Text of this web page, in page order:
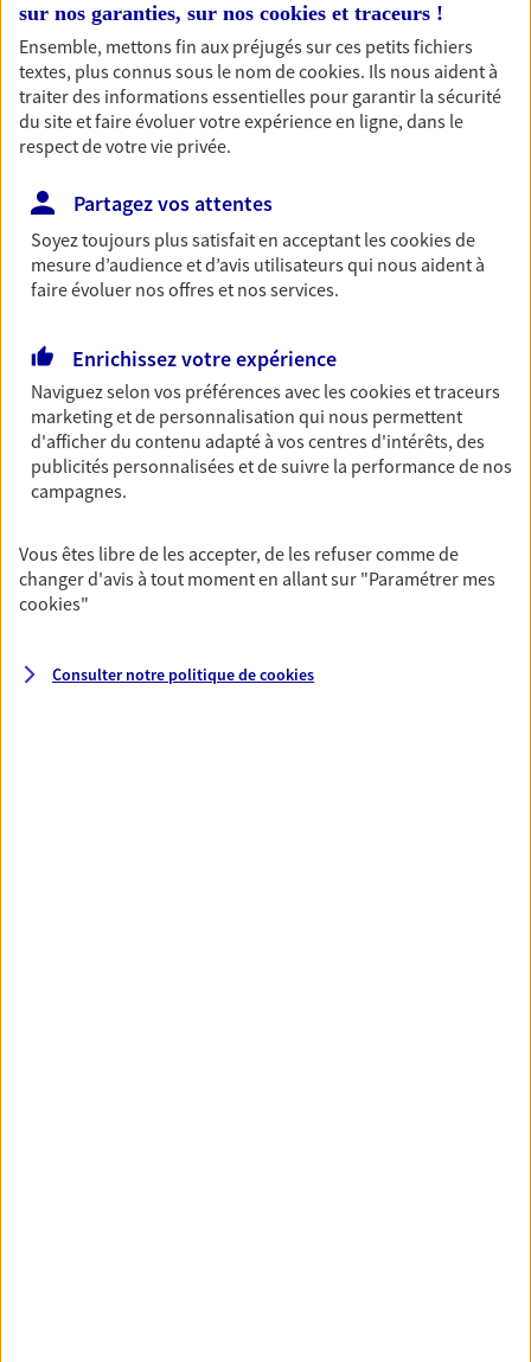
Nos offres phares
Épargne
immobilier, études des enfants ou voyage autour
du monde… Épargnez à votre rythme et
simplement, selon votre profil.
Préparez sereinement ce nouveau chapitre de
votre vie avec les conseils d'un expert. Découvrez
notre solution PER (Plan Epargne Retraite)
spécialement conçue pour la retraite.
Couvrez vos dépenses de santé ainsi que celles de
votre famille avec la complémentaire santé qui
vous ressemble.
Prévoyance
sur nos garanties, sur nos cookies et traceurs !
Ensemble, mettons fin aux préjugés sur ces petits fichiers
textes, plus connus sous le nom decookies. Ils nous aident à
traiter des informations essentielles pour garantir la sécurité
du site et faire évoluer votre expérience en ligne, dans le
respect de votre vie privée.
Partagez vos attentes
Soyez toujours plus satisfait en acceptant lescookiesde
mesure d’audience et d’avis utilisateurs qui nous aident à
faire évoluer nos offres et nos services.
Enrichissez votre expérience
Naviguez selon vos préférences avec lescookies et traceurs
marketing et de personnalisation qui nous permettent
d'afficher du contenu adapté à vos centres d'intérêts, des
publicités personnalisées et de suivre la performance de nos
campagnes.
Vous êtes libre de les accepter, de les refuser comme de
changer d'avis à tout moment en allant sur "Paramétrer mes
cookies"
Consulter notre politique decookies